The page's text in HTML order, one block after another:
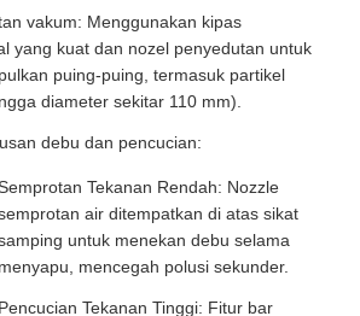
vakum: Menggunakan kipas
yang kuat dan nozel penyedutan untuk
puing-puing, termasuk partikel
diameter sekitar 110 mm).
debu dan pencucian:
Tekanan Rendah: Nozzle
air ditempatkan di atas sikat
untuk menekan debu selama
menyapu, mencegah polusi sekunder.
Pencucian Tekanan Tinggi: Fitur bar